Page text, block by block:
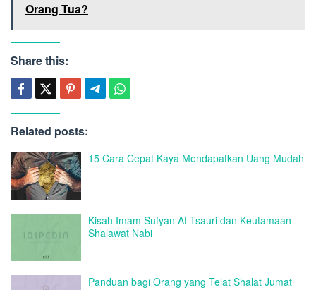
Orang Tua?
Share this:
Related posts:
15 Cara Cepat Kaya Mendapatkan Uang Mudah
Kisah Imam Sufyan At-Tsauri dan Keutamaan
Shalawat Nabi
Panduan bagi Orang yang Telat Shalat Jumat